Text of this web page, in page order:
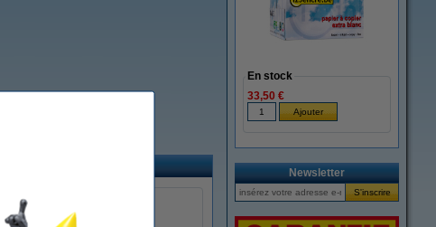
En stock
33,50 €
Newsletter